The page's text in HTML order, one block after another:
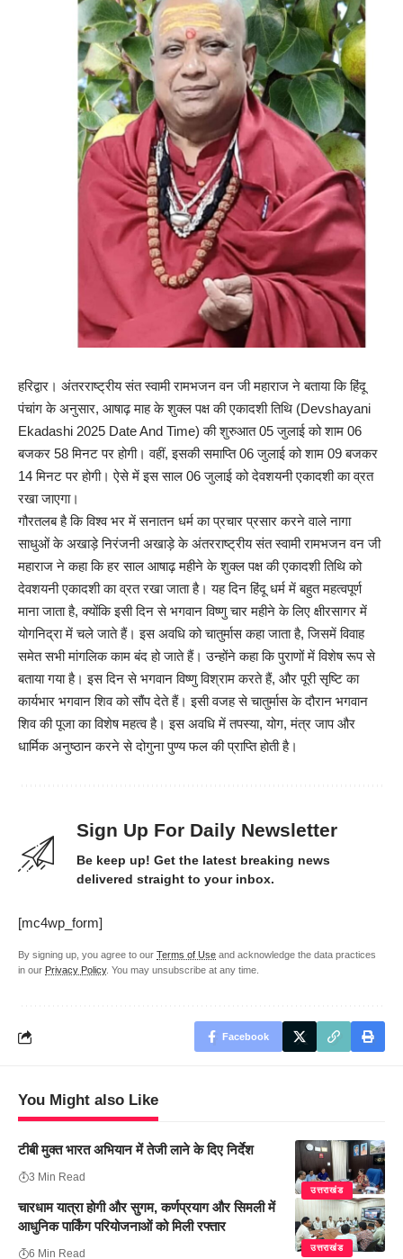
हरिद्वार। अंतरराष्ट्रीय संत स्वामी रामभजन वन जी महाराज ने बताया कि हिंदू
पंचांग के अनुसार, आषाढ़ माह के शुक्ल पक्ष की एकादशी तिथि (Devshayani
Ekadashi 2025 Date And Time) की शुरुआत 05 जुलाई को शाम 06
बजकर 58 मिनट पर होगी। वहीं, इसकी समाप्ति 06 जुलाई को शाम 09 बजकर
14 मिनट पर होगी। ऐसे में इस साल 06 जुलाई को देवशयनी एकादशी का व्रत
रखा जाएगा।
गौरतलब है कि विश्व भर में सनातन धर्म का प्रचार प्रसार करने वाले नागा
साधुओं के अखाड़े निरंजनी अखाड़े के अंतरराष्ट्रीय संत स्वामी रामभजन वन जी
महाराज ने कहा कि हर साल आषाढ़ महीने के शुक्ल पक्ष की एकादशी तिथि को
देवशयनी एकादशी का व्रत रखा जाता है। यह दिन हिंदू धर्म में बहुत महत्वपूर्ण
माना जाता है, क्योंकि इसी दिन से भगवान विष्णु चार महीने के लिए क्षीरसागर में
योगनिद्रा में चले जाते हैं। इस अवधि को चातुर्मास कहा जाता है, जिसमें विवाह
समेत सभी मांगलिक काम बंद हो जाते हैं। उन्होंने कहा कि पुराणों में विशेष रूप से
बताया गया है। इस दिन से भगवान विष्णु विश्राम करते हैं, और पूरी सृष्टि का
कार्यभार भगवान शिव को सौंप देते हैं। इसी वजह से चातुर्मास के दौरान भगवान
शिव की पूजा का विशेष महत्व है। इस अवधि में तपस्या, योग, मंत्र जाप और
धार्मिक अनुष्ठान करने से दोगुना पुण्य फल की प्राप्ति होती है।
Sign Up For Daily Newsletter
Be keep up! Get the latest breaking news
delivered straight to your inbox.
[mc4wp_form]
By signing up, you agree to our Terms of Use and acknowledge the data practices
in our Privacy Policy. You may unsubscribe at any time.
Facebook
You Might also Like
उत्तराखंड
टीबी मुक्त भारत अभियान में तेजी लाने के दिए निर्देश
3 Min Read
उत्तराखंड
चारधाम यात्रा होगी और सुगम, कर्णप्रयाग और सिमली में
आधुनिक पार्किंग परियोजनाओं को मिली रफ्तार
6 Min Read